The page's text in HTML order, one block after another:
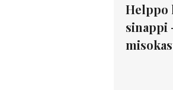
Helppo
sinappi